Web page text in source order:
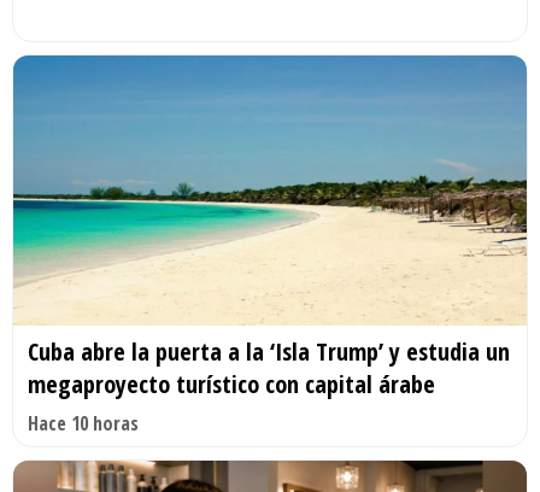
Cuba abre la puerta a la ‘Isla Trump’ y estudia un
megaproyecto turístico con capital árabe
Hace 10 horas